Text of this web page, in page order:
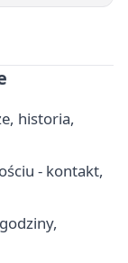
historia,
- kontakt,